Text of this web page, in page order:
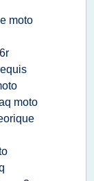
moto
moto